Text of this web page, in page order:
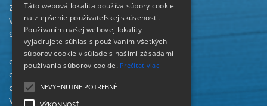
Záhorská knižnica
Vajanského 28
905 01 Senica
odd. beletrie 034/654 3780
odd. odbornej literatúry 034/651 2710
odd. pre deti a mládež 034/654 6519
Viac kontaktov nájdete
Táto webová lokalita používa súbory cookie
na zlepšenie používateľskej skúsenosti.
Používaním našej webovej lokality
vyjadrujete súhlas s používaním všetkých
súborov cookie v súlade s našimi zásadami
používania súborov cookie. Prečítať viac
NEVYHNUTNE POTREBNÉ